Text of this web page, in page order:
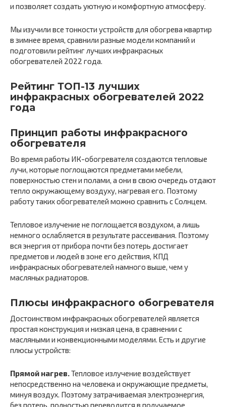
и позволяет создать уютную и комфортную атмосферу.
Мы изучили все тонкости устройств для обогрева квартир
в зимнее время, сравнили разные модели компаний и
подготовили рейтинг лучших инфракрасных
обогревателей 2022 года.
Рейтинг ТОП-13 лучших
инфракрасных обогревателей 2022
года
Принцип работы инфракрасного
обогревателя
Во время работы ИК-обогревателя создаются тепловые
лучи, которые поглощаются предметами мебели,
поверхностью стен и полами, а они в свою очередь отдают
тепло окружающему воздуху, нагревая его. Поэтому
работу таких обогревателей можно сравнить с Солнцем.
Тепловое излучение не поглощается воздухом, а лишь
немного ослабляется в результате рассеивания. Поэтому
вся энергия от прибора почти без потерь достигает
предметов и людей в зоне его действия, КПД
инфракрасных обогревателей намного выше, чем у
масляных радиаторов.
Плюсы инфракрасного обогревателя
Достоинством инфракрасных обогревателей является
простая конструкция и низкая цена, в сравнении с
масляными и конвекционными моделями. Есть и другие
плюсы устройств:
Прямой нагрев.Тепловое излучение воздействует
непосредственно на человека и окружающие предметы,
минуя воздух. Поэтому затрачиваемая электроэнергия,
без потерь, полностью переводится в получаемое